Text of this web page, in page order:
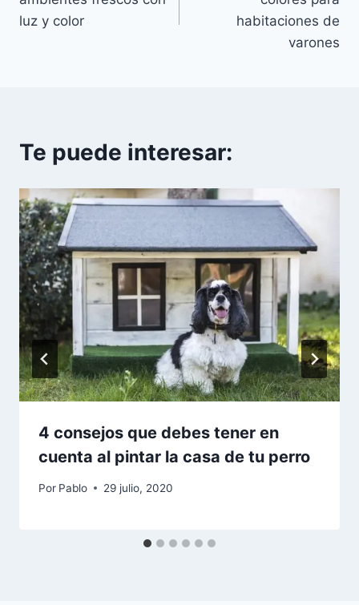
entradas
luz y color
habitaciones de
varones
Te puede interesar:
4 consejos que debes tener en
cuenta al pintar la casa de tu perro
Por Pablo 29 julio, 2020